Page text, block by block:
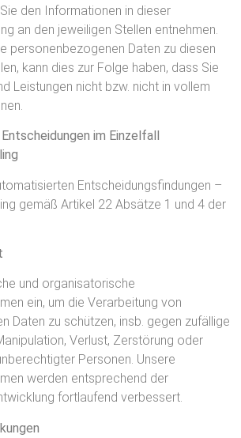
den Informationen in dieser
an den jeweiligen Stellen entnehmen.
personenbezogenen Daten zu diesen
kann dies zur Folge haben, dass Sie
Leistungen nicht bzw. nicht in vollem
im Einzelfall
Entscheidungsfindungen –
gemäß Artikel 22 Absätze 1 und 4 der
und organisatorische
ein, um die Verarbeitung von
Daten zu schützen, insb. gegen zufällige
Verlust, Zerstörung oder
Personen. Unsere
werden entsprechend der
fortlaufend verbessert.